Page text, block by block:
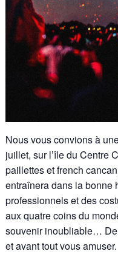
Nous vous convions à
juillet, sur l’île du Centre
paillettes et french
entraînera dans la bonne
professionnels et des
aux quatre coins du
souvenir inoubliable… De
et avant tout vous amuser.